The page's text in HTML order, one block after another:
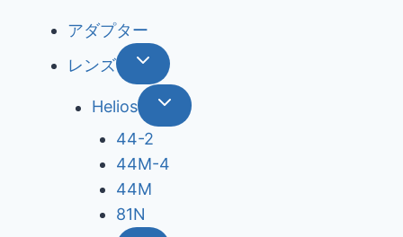
アダプター
レンズ
Helios
44-2
44М-4
44М
81N